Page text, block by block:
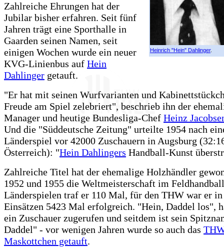
Heinrich "Hein" Dahlinger.
Zahlreiche Ehrungen hat der
Jubilar bisher erfahren. Seit fünf
Jahren trägt eine Sporthalle in
Gaarden seinen Namen, seit
einigen Wochen wurde ein neuer
KVG-Linienbus auf Hein
Dahlinger getauft.
"Er hat mit seinen Wurfvarianten und
Freude am Spiel zelebriert", beschrieb ihn der
Manager und heutige Bundesliga-Chef Heinz
Und die "Süddeutsche Zeitung" urteilte 1954 nach
Länderspiel vor 42000 Zuschauern in Augsburg
Österreich): "Hein Dahlingers Handball-Kunst
Zahlreiche Titel hat der ehemalige Holzhändler
1952 und 1955 die Weltmeisterschaft im
Länderspielen traf er 110 Mal, für den THW war er in
Einsätzen 5423 Mal erfolgreich. "Hein, Daddel los",
ein Zuschauer zugerufen und seitdem ist sein
Daddel" - vor wenigen Jahren wurde so auch das
Maskottchen getauft.